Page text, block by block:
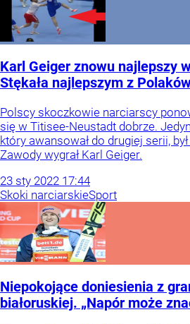
Karl Geiger znowu najlepszy
Stękała najlepszym z
Polscy skoczkowie narciarscy
się w Titisee-Neustadt dobrze.
który awansował do drugiej serii,
Zawody wygrał Karl Geiger.
23 sty 2022 17:44
Skoki narciarskieSport
Niepokojące doniesienia z
białoruskiej. „Napór może